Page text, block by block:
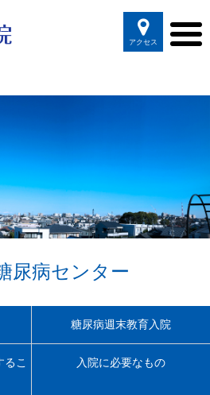
アクセス
尿病センター
糖尿病週末教育入院
こ
入院に必要なもの